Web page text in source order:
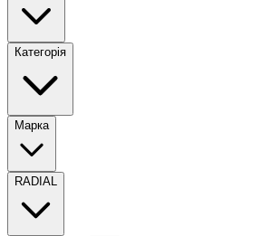
Категорія
Марка
RADIAL